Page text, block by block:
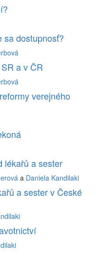
sa dostupnosť?
a v ČR
verejného
lékařů a sester
a Daniela Kandilaki
a sester v České